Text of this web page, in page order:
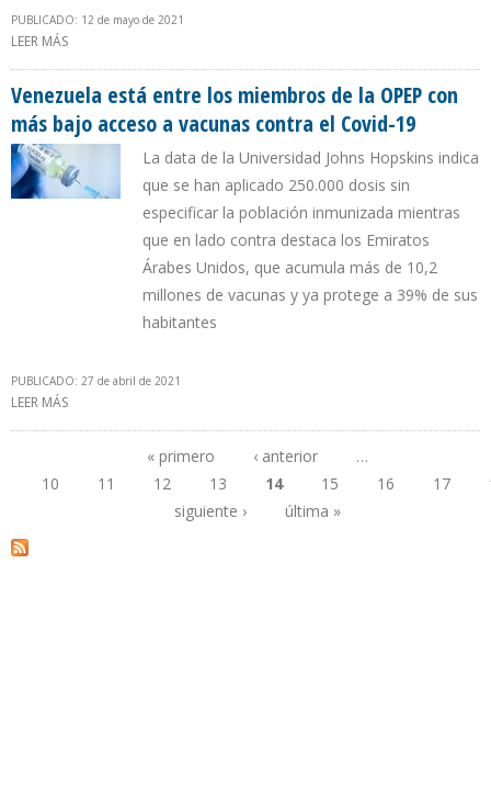
PUBLICADO: 12 de mayo de 2021
LEER MÁS
Venezuela está entre los miembros de la OPEP con
más bajo acceso a vacunas contra el Covid-19
La data de la Universidad Johns Hopskins indica
que se han aplicado 250.000 dosis sin
especificar la población inmunizada mientras
que en lado contra destaca los Emiratos
Árabes Unidos, que acumula más de 10,2
millones de vacunas y ya protege a 39% de sus
habitantes
PUBLICADO: 27 de abril de 2021
LEER MÁS
Páginas
« primero ‹ anterior
…
10
11 12 13 14 15 16 17
siguiente ›
última »